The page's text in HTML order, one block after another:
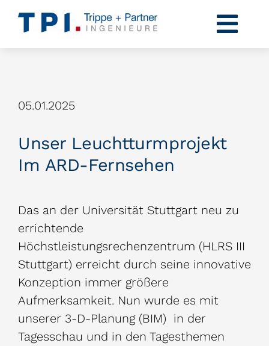
springen
Karriere
Kontakt
05.01.2025
Unser Leuchtturmprojekt
Im ARD-Fernsehen
Das an der Universität Stuttgart neu zu
errichtende
Höchstleistungsrechenzentrum (HLRS III
Stuttgart) erreicht durch seine innovative
Konzeption immer größere
Aufmerksamkeit. Nun wurde es mit
unserer 3-D-Planung (BIM) in der
Tagesschau und in den Tagesthemen